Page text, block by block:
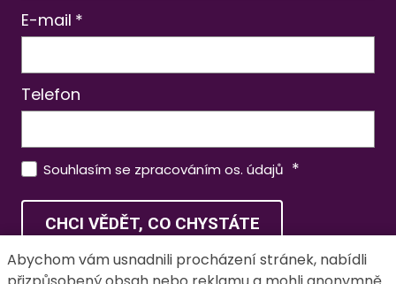
E-mail *
Telefon
Souhlasím se zpracováním os. údajů *
CHCI VĚDĚT, CO CHYSTÁTE
Abychom vám usnadnili procházení stránek, nabídli